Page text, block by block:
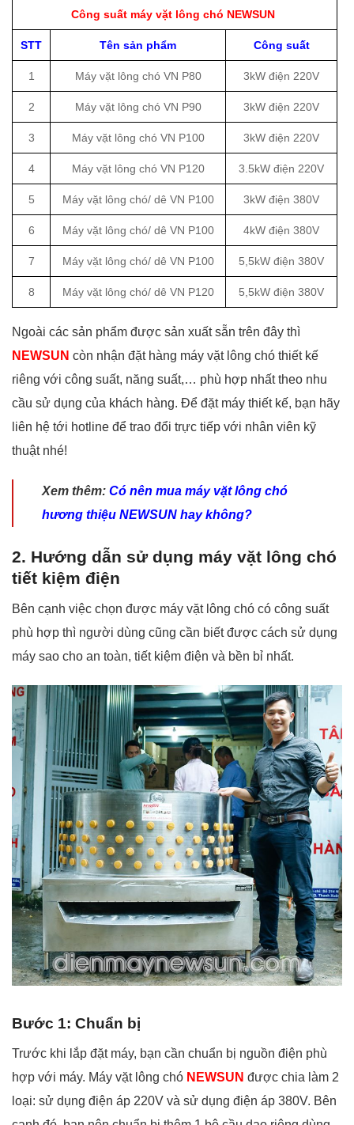
Công suất máy vặt lông chó NEWSUN
STT Tên sản phẩm Công suất
1 Máy vặt lông chó VN P80 3kW điện 220V
2 Máy vặt lông chó VN P90 3kW điện 220V
3 Máy vặt lông chó VN P100 3kW điện 220V
4 Máy vặt lông chó VN P120 3.5kW điện 220V
5 Máy vặt lông chó/ dê VN P100 3kW điện 380V
6 Máy vặt lông chó/ dê VN P100 4kW điện 380V
7 Máy vặt lông chó/ dê VN P100 5,5kW điện 380V
8 Máy vặt lông chó/ dê VN P120 5,5kW điện 380V
Ngoài các sản phẩm được sản xuất sẵn trên đây thì
NEWSUN còn nhận đặt hàng máy vặt lông chó thiết kế
riêng với công suất, năng suất,… phù hợp nhất theo nhu
cầu sử dụng của khách hàng. Để đặt máy thiết kế, bạn hãy
liên hệ tới hotline để trao đổi trực tiếp với nhân viên kỹ
thuật nhé!
Xem thêm: Có nên mua máy vặt lông chó
hương thiệu NEWSUN hay không?
2. Hướng dẫn sử dụng máy vặt lông chó
tiết kiệm điện
Bên cạnh việc chọn được máy vặt lông chó có công suất
phù hợp thì người dùng cũng cần biết được cách sử dụng
máy sao cho an toàn, tiết kiệm điện và bền bỉ nhất.
Bước 1: Chuẩn bị
Trước khi lắp đặt máy, bạn cần chuẩn bị nguồn điện phù
hợp với máy. Máy vặt lông chó NEWSUN được chia làm 2
loại: sử dụng điện áp 220V và sử dụng điện áp 380V. Bên